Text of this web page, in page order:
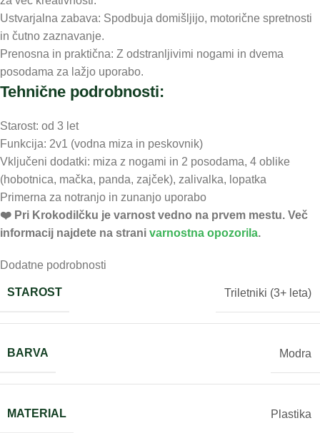
Ustvarjalna zabava: Spodbuja domišljijo, motorične spretnosti
in čutno zaznavanje.
Prenosna in praktična: Z odstranljivimi nogami in dvema
posodama za lažjo uporabo.
Tehnične podrobnosti:
Starost: od 3 let
Funkcija: 2v1 (vodna miza in peskovnik)
Vključeni dodatki: miza z nogami in 2 posodama, 4 oblike
(hobotnica, mačka, panda, zajček), zalivalka, lopatka
Primerna za notranjo in zunanjo uporabo
❤️ ️Pri Krokodilčku je varnost vedno na prvem mestu. Več
informacij najdete na strani varnostna opozorila.
Dodatne podrobnosti
STAROST Triletniki (3+ leta)
BARVA Modra
MATERIAL Plastika